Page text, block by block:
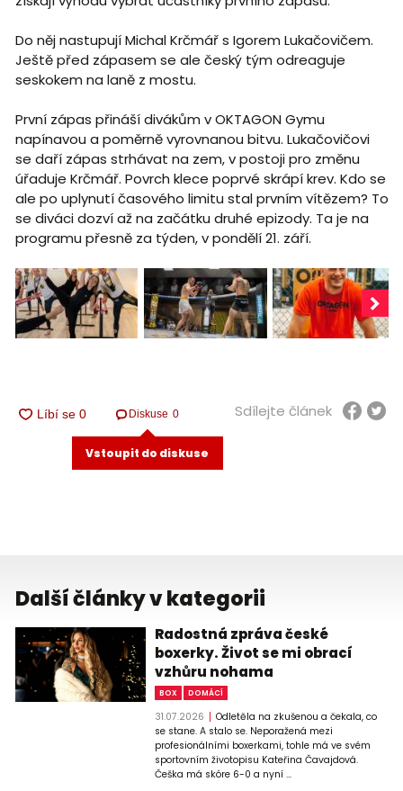
Do něj nastupují Michal Krčmář s Igorem Lukačovičem.
Ještě před zápasem se ale český tým odreaguje
seskokem na laně z mostu.
První zápas přináší divákům v OKTAGON Gymu
napínavou a poměrně vyrovnanou bitvu. Lukačovičovi
se daří zápas strhávat na zem, v postoji pro změnu
úřaduje Krčmář. Povrch klece poprvé skrápí krev. Kdo se
ale po uplynutí časového limitu stal prvním vítězem? To
se diváci dozví až na začátku druhé epizody. Ta je na
programu přesně za týden, v pondělí 21. září.
Diskuse 0
Vstoupit do diskuse
Sdílejte článek
Další články v kategorii
Radostná zpráva české
boxerky. Život se mi obrací
vzhůru nohama
BOX DOMÁCÍ
31.07.2026
Odletěla na zkušenou a čekala, co
se stane. A stalo se. Neporažená mezi
profesionálními boxerkami, tohle má ve svém
sportovním životopisu Kateřina Čavajdová.
Češka má skóre 6-0 a nyní ...